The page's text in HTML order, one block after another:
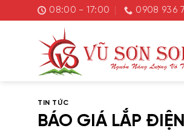
đến
08:00 - 17:00 0908 936
TIN TỨC
BÁO GIÁ LẮP